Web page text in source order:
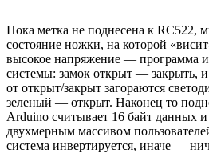
Пока метка не поднесена к RC522,
состояние ножки, на которой
высокое напряжение — программа
системы: замок открыт — закрыть,
от открыт/закрыт загораются
зеленый — открыт. Наконец то
Arduino считывает 16 байт данных
двухмерным массивом
система инвертируется, иначе —